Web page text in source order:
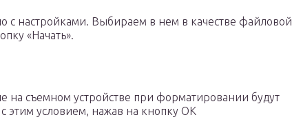
с настройками. Выбираем в нем в качестве файловой
«Начать».
на съемном устройстве при форматировании будут
этим условием, нажав на кнопку ОК